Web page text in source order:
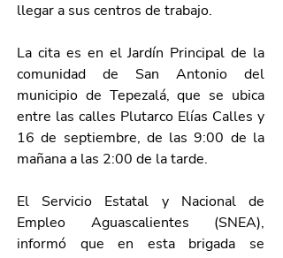
llegar a sus centros de trabajo.
La cita es en el Jardín Principal de la
comunidad de San Antonio del
municipio de Tepezalá, que se ubica
entre las calles Plutarco Elías Calles y
16 de septiembre, de las 9:00 de la
mañana a las 2:00 de la tarde.
El Servicio Estatal y Nacional de
Empleo Aguascalientes (SNEA),
informó que en esta brigada se